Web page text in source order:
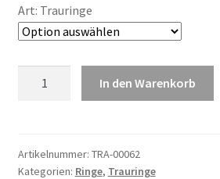
Art: Trauringe
Menge
In den Warenkorb
Artikelnummer: TRA-00062
Kategorien: Ringe, Trauringe